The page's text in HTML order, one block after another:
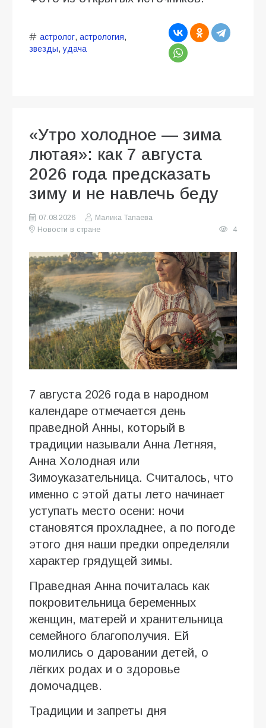
астролог, астрология,
звезды,удача
«Утро холодное — зима
лютая»: как 7 августа
2026 года предсказать
зиму и не навлечь беду
07.08.2026
Малика Тапаева
Новости в стране
4
7 августа 2026 года в народном
календаре отмечается день
праведной Анны, который в
традиции называли Анна Летняя,
Анна Холодная или
Зимоуказательница. Считалось, что
именно с этой даты лето начинает
уступать место осени: ночи
становятся прохладнее, а по погоде
этого дня наши предки определяли
характер грядущей зимы.
Праведная Анна почиталась как
покровительница беременных
женщин, матерей и хранительница
семейного благополучия. Ей
молились о даровании детей, о
лёгких родах и о здоровье
домочадцев.
Традиции и запреты дня